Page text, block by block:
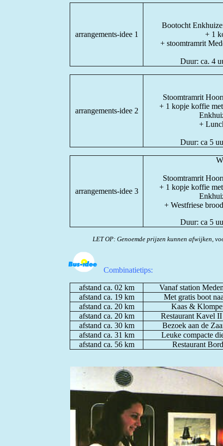
arrangements-idee 1
Bootocht
+ 1
+ stoomtramrit
Duur: ca. 4
arrangements-idee 2
Stoomtramrit
+ 1 kopje koffie
+
Duur: ca 5
arrangements-idee 3
Stoomtramrit
+ 1 kopje koffie
+ Westfriese
Duur: ca 5
LET OP: Genoemde prijzen kunnen afwijken,
Combinatietips:
afstand ca. 02 km
Vanaf station
afstand ca. 19 km
Met gratis boot
afstand ca. 20 km
Kaas &
afstand ca. 20 km
Restaurant Kavel
afstand ca. 30 km
Bezoek aan de
afstand ca. 31 km
Leuke compacte
afstand ca. 56 km
Restaurant